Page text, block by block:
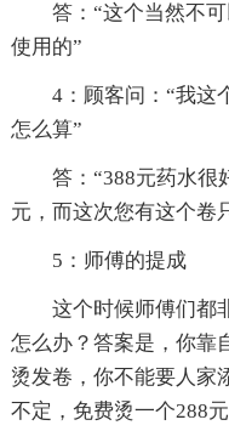
答：“这个当然不可
使用的”
4：顾客问：“我这个
怎么算”
答：“388元药水很
元，而这次您有这个卷
5：师傅的提成
这个时候师傅们都非
怎么办？答案是，你靠
烫发卷，你不能要人家
不定，免费烫一个288